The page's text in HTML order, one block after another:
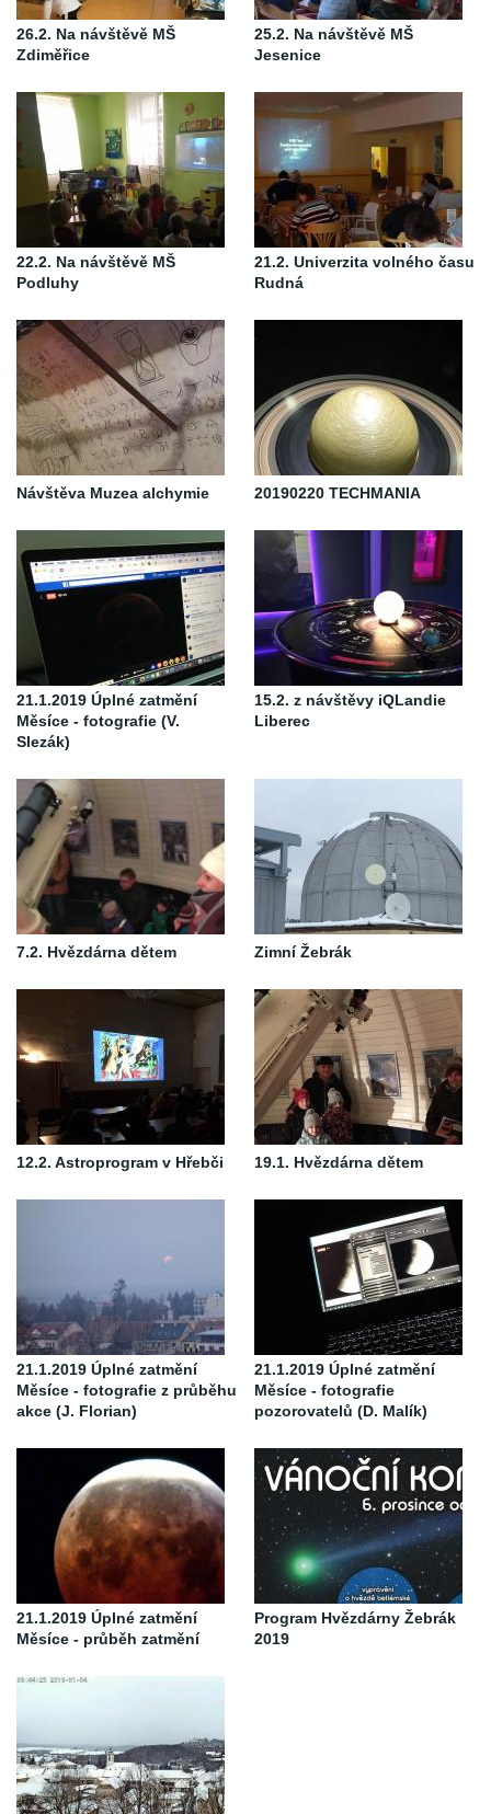
26.2. Na návštěvě MŠ
Zdiměřice
25.2. Na návštěvě MŠ
Jesenice
22.2. Na návštěvě MŠ
Podluhy
21.2. Univerzita volného času
Rudná
Návštěva Muzea alchymie 20190220 TECHMANIA
21.1.2019 Úplné zatmění
Měsíce - fotografie (V.
Slezák)
15.2. z návštěvy iQLandie
Liberec
7.2. Hvězdárna dětem Zimní Žebrák
12.2. Astroprogram v Hřebči 19.1. Hvězdárna dětem
21.1.2019 Úplné zatmění
Měsíce - fotografie z průběhu
akce (J. Florian)
21.1.2019 Úplné zatmění
Měsíce - fotografie
pozorovatelů (D. Malík)
21.1.2019 Úplné zatmění
Měsíce - průběh zatmění
Program Hvězdárny Žebrák
2019